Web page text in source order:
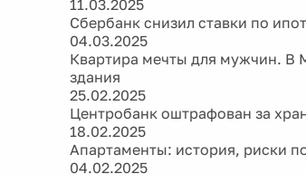
11.03.2025
Сбербанк снизил ставки по
04.03.2025
Квартира мечты для мужчин. В
здания
25.02.2025
Центробанк оштрафован за
18.02.2025
Апартаменты: история, риски
04.02.2025